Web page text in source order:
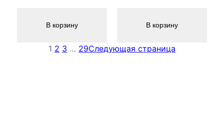
В корзину В корзину
1 2 3 … 29Следующая страница